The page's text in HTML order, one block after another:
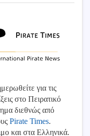
για τις
στο Πειρατικό
διεθνώς από
Pirate Times.
και στα Ελληνικά.